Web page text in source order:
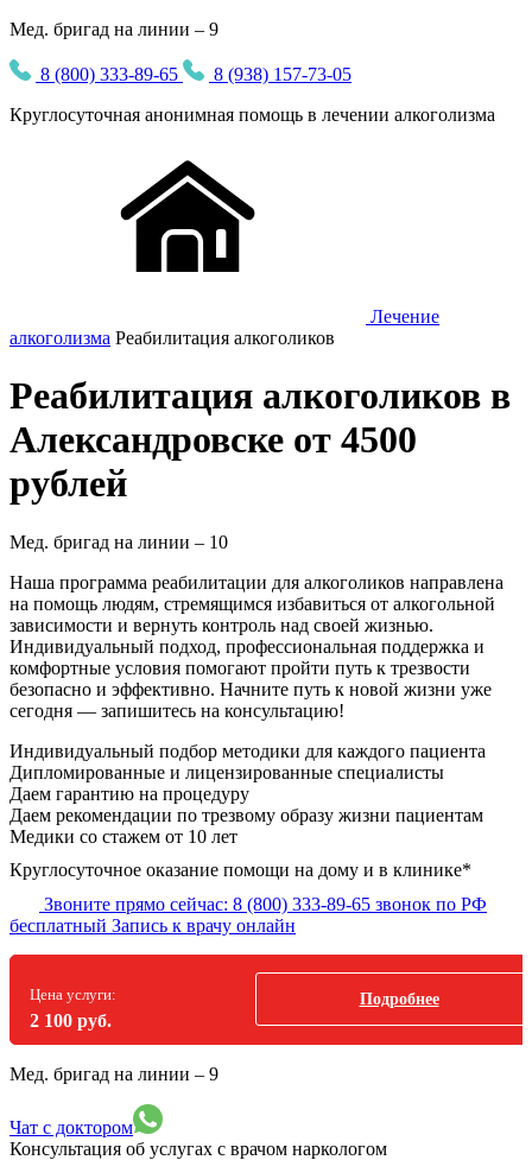
Мед. бригад на линии – 9
8 (800) 333-89-65
8 (938) 157-73-05
Круглосуточная анонимная помощь в лечении алкоголизма
Лечение
алкоголизма Реабилитация алкоголиков
Реабилитация алкоголиков в
Александровске от 4500
рублей
Мед. бригад на линии – 10
Наша программа реабилитации для алкоголиков направлена
на помощь людям, стремящимся избавиться от алкогольной
зависимости и вернуть контроль над своей жизнью.
Индивидуальный подход, профессиональная поддержка и
комфортные условия помогают пройти путь к трезвости
безопасно и эффективно. Начните путь к новой жизни уже
сегодня — запишитесь на консультацию!
Индивидуальный подбор методики для каждого пациента
Дипломированные и лицензированные специалисты
Даем гарантию на процедуру
Даем рекомендации по трезвому образу жизни пациентам
Медики со стажем от 10 лет
Круглосуточное оказание помощи на дому и в клинике*
Звоните прямо сейчас: 8 (800) 333-89-65 звонок по РФ
бесплатный Запись к врачу онлайн
Цена услуги:
2 100 руб.
Подробнее
Мед. бригад на линии – 9
Чат с доктором
Консультация об услугах с врачом наркологом